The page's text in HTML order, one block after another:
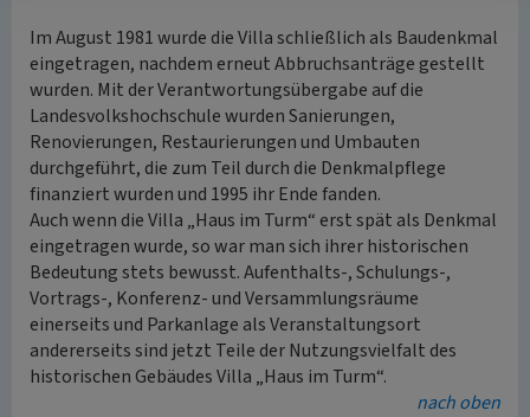
Im August 1981 wurde die Villa schließlich als Baudenkmal
eingetragen, nachdem erneut Abbruchsanträge gestellt
wurden. Mit der Verantwortungsübergabe auf die
Landesvolkshochschule wurden Sanierungen,
Renovierungen, Restaurierungen und Umbauten
durchgeführt, die zum Teil durch die Denkmalpflege
finanziert wurden und 1995 ihr Ende fanden.
Auch wenn die Villa „Haus im Turm“ erst spät als Denkmal
eingetragen wurde, so war man sich ihrer historischen
Bedeutung stets bewusst. Aufenthalts-, Schulungs-,
Vortrags-, Konferenz- und Versammlungsräume
einerseits und Parkanlage als Veranstaltungsort
andererseits sind jetzt Teile der Nutzungsvielfalt des
historischen Gebäudes Villa „Haus im Turm“.
nach oben